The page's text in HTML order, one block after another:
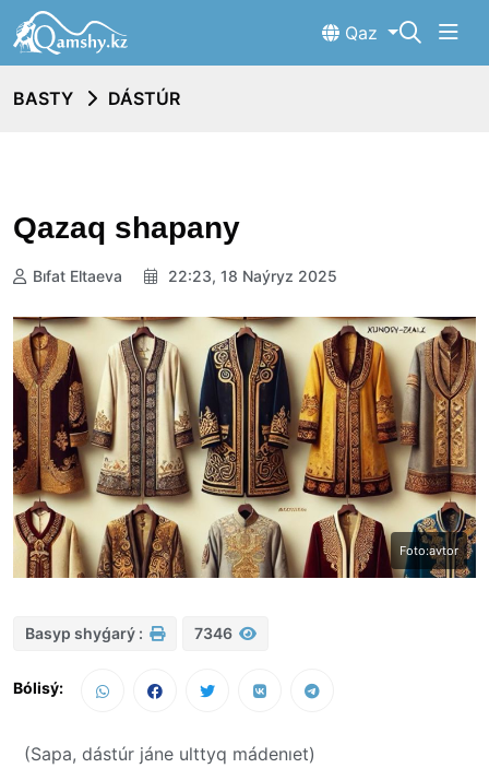
Qaz
BASTY DÁSTÚR
Qazaq shapany
Bıfat Eltaeva 22:23, 18 Naýryz 2025
Foto:avtor
Basyp shyǵarý : 7346
Bólisý:
(Sapa, dástúr jáne ulttyq mádenıet)